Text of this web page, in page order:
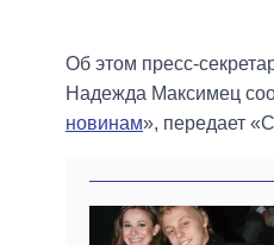
Об этом пресс-
Надежда Максимец
новинам», передает